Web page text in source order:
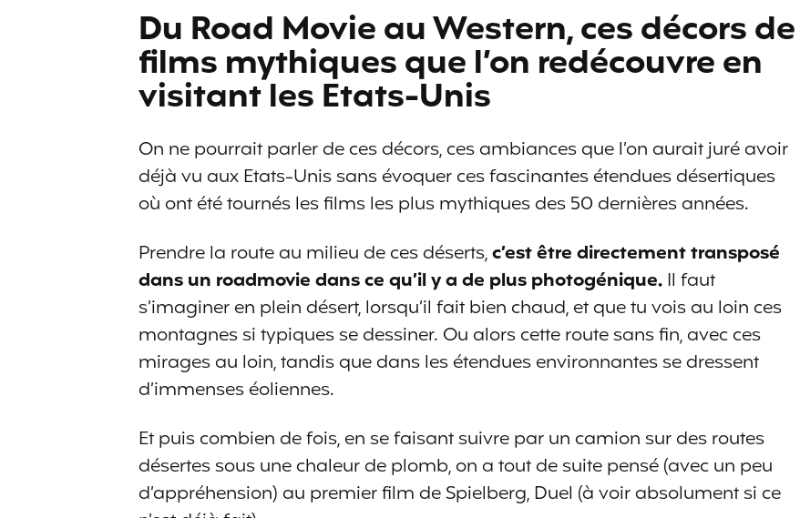
Du Road Movie au Western, ces décors de
films mythiques que l’on redécouvre en
visitant les Etats-Unis
On ne pourrait parler de ces décors, ces ambiances que l’on aurait juré avoir
déjà vu aux Etats-Unis sans évoquer ces fascinantes étendues désertiques
où ont été tournés les films les plus mythiques des 50 dernières années.
Prendre la route au milieu de ces déserts,c’est être directement transposé
dans un roadmovie dans ce qu’il y a de plus photogénique.Il faut
s’imaginer en plein désert, lorsqu’il fait bien chaud, et que tu vois au loin ces
montagnes si typiques se dessiner. Ou alors cette route sans fin, avec ces
mirages au loin, tandis que dans les étendues environnantes se dressent
d’immenses éoliennes.
Et puis combien de fois, en se faisant suivre par un camion sur des routes
désertes sous une chaleur de plomb, on a tout de suite pensé (avec un peu
d’appréhension) au premier film de Spielberg, Duel (à voir absolument si ce